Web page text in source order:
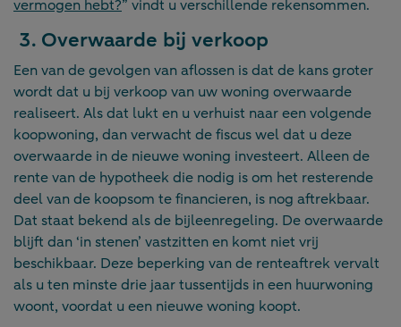
vermogen hebt?” vindt u verschillende rekensommen.
3. Overwaarde bij verkoop
Een van de gevolgen van aflossen is dat de kans groter
wordt dat u bij verkoop van uw woning overwaarde
realiseert. Als dat lukt en u verhuist naar een volgende
koopwoning, dan verwacht de fiscus wel dat u deze
overwaarde in de nieuwe woning investeert. Alleen de
rente van de hypotheek die nodig is om het resterende
deel van de koopsom te financieren, is nog aftrekbaar.
Dat staat bekend als de bijleenregeling. De overwaarde
blijft dan ‘in stenen’ vastzitten en komt niet vrij
beschikbaar. Deze beperking van de renteaftrek vervalt
als u ten minste drie jaar tussentijds in een huurwoning
woont, voordat u een nieuwe woning koopt.